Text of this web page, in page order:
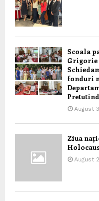
Scoala
Grigorie
fonduri
August
Ziua
August